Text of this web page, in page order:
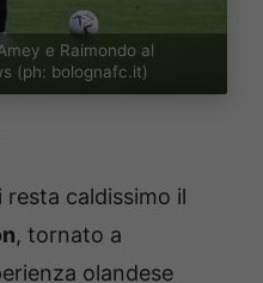
e Raimondo al
(ph: bolognafc.it)
caldissimo il
, tornato a
olandese